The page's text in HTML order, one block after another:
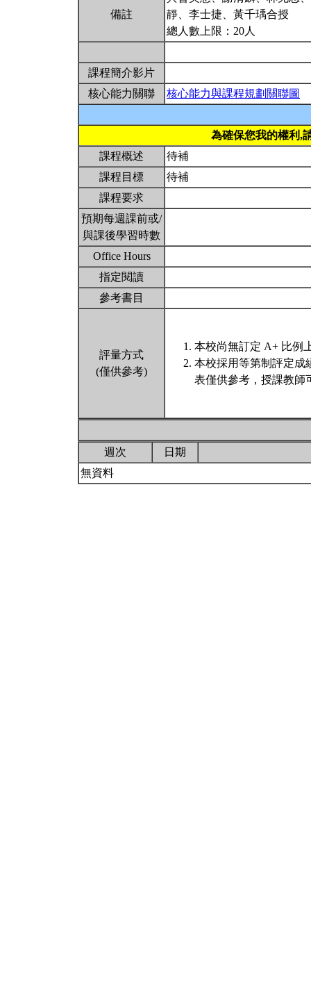
備註
靜、李士捷、黃千瑀合授
總人數上限：20人
課程簡介影片
核心能力關聯
核心能力與課程規劃關聯圖
為確保您我的權利,
課程概述
待補
課程目標
待補
課程要求
預期每週課前或/
與課後學習時數
Office Hours
指定閱讀
參考書目
評量方式
(僅供參考)
本校尚無訂定 A+ 比例
本校採用等第制評定成
表僅供參考，授課教師
週次
日期
無資料